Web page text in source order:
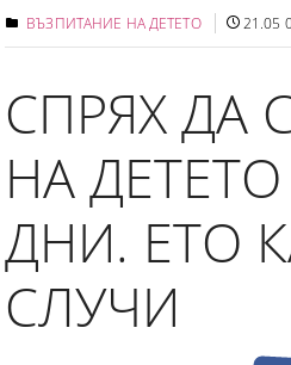
ДОМ НОВИНИ
ВЪЗПИТАНИЕ НА ДЕТЕТО 21.05
СПРЯХ ДА
НА
ДНИ. ЕТО
СЛУЧИ